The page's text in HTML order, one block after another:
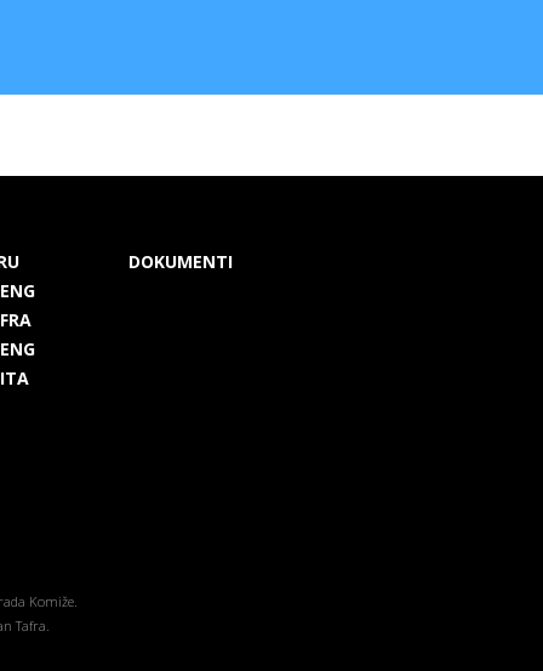
DOKUMENTI
Komiže.
Tafra.